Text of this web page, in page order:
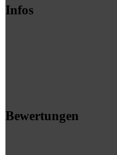
Infos
Bewertungen